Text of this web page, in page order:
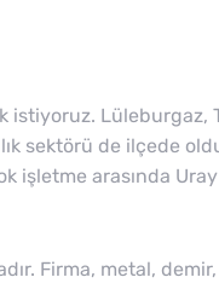
Lüleburgaz,
sektörü de ilçede
arasında Uray
Firma, metal,